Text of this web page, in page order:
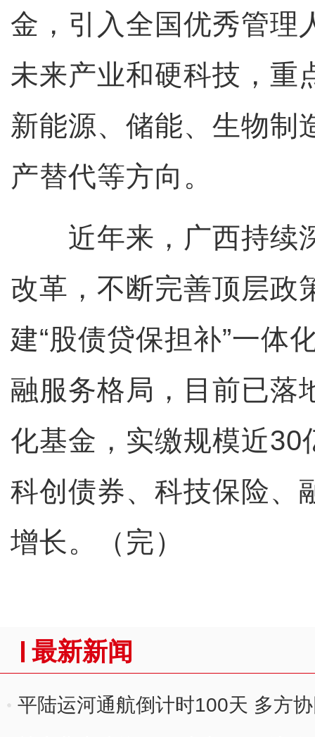
金，引入全国优秀管理
未来产业和硬科技，重
新能源、储能、生物制
产替代等方向。
近年来，广西持续
改革，不断完善顶层政
建“股债贷保担补”一体
融服务格局，目前已落
化基金，实缴规模近30
科创债券、科技保险、
增长。（完）
最新新闻
平陆运河通航倒计时100天 多方